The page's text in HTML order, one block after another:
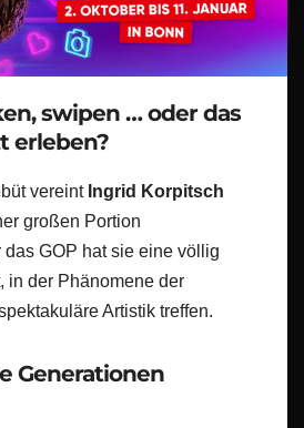
swipen … oder das
erleben?
vereint Ingrid Korpitsch
großen Portion
das GOP hat sie eine völlig
in der Phänomene der
Artistik treffen.
Generationen